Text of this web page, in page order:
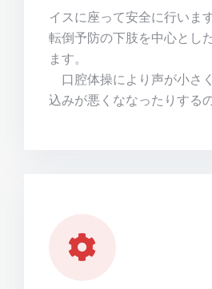
イスに座って安全に行います
転倒予防の下肢を中心とし
ます。
口腔体操により声が小さ
込みが悪くななったりする